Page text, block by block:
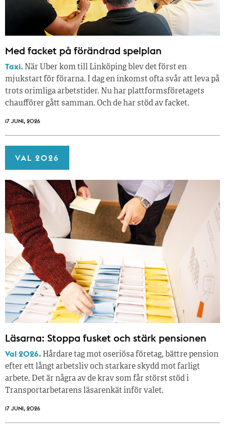
Med facket på förändrad spelplan
Taxi. När Uber kom till Linköping blev det först en
mjukstart för förarna. I dag en inkomst ofta svår att leva på
trots orimliga arbetstider. Nu har plattformsföretagets
chaufförer gått samman. Och de har stöd av facket.
17 JUNI, 2026
VAL 2026
Läsarna: Stoppa fusket och stärk pensionen
Val 2026. Hårdare tag mot oseriösa företag, bättre pension
efter ett långt arbetsliv och starkare skydd mot farligt
arbete. Det är några av de krav som får störst stöd i
Transportarbetarens läsar­enkät inför valet.
17 JUNI, 2026